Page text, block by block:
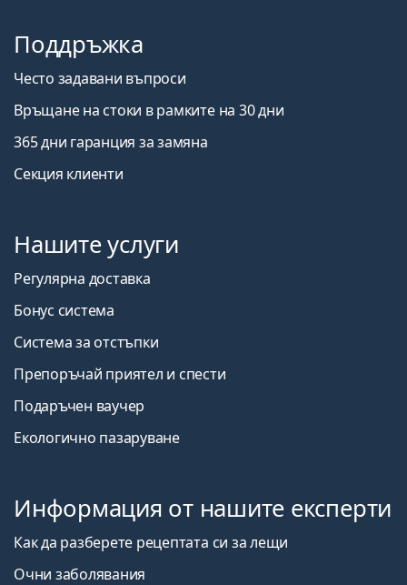
Поддръжка
Често задавани въпроси
Връщане на стоки в рамките на 30 дни
365 дни гаранция за замяна
Секция клиенти
Нашите услуги
Регулярна доставка
Бонус система
Система за отстъпки
Препоръчай приятел и спести
Подаръчен ваучер
Екологично пазаруване
Информация от нашите експерти
Как да разберете рецептата си за лещи
Очни заболявания